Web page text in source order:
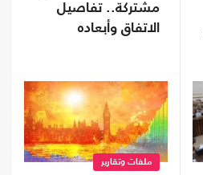
مشتركة.. تفاصيل
الاتفاق وأبعاده
ملفات وتقارير